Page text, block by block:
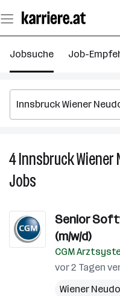
Seiteninhalt
springen
Jobsuche Job-
4Innsbruck
Jobs
Senior
(m/w/d)
CGM
vor 2 Tagen
Wiener